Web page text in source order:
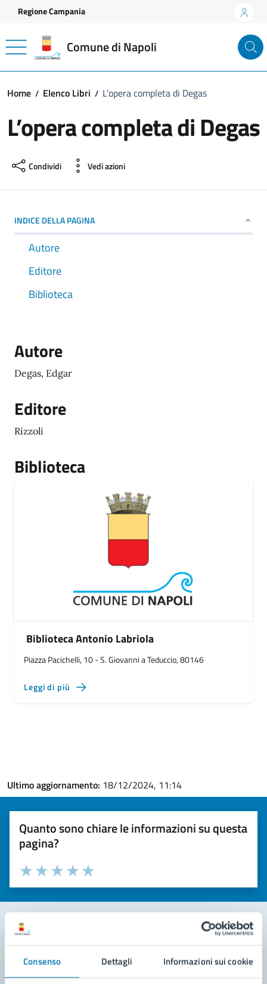
Consenso Dettagli Informazioni sui cookie
Vai ai contenuti
Vai al footer
Regione Campania
Comune di Napoli
Home Elenco Libri L’opera completa di Degas
L’opera completa di Degas
Condividi Vedi azioni
INDICE DELLA PAGINA
Autore
Editore
Biblioteca
Autore
Degas, Edgar
Editore
Rizzoli
Biblioteca
Biblioteca Antonio Labriola
Piazza Pacichelli, 10 - S. Giovanni a Teduccio, 80146
Leggi di più
Ultimo aggiornamento: 18/12/2024, 11:14
Quanto sono chiare le informazioni su questa
pagina?
Valuta la chiarezza delle informazioni (da 1 a 5 stelle)
Seleziona il numero di stelle per valutare la chiarezza delle
Valuta 5 stelle su 5
Valuta 4 stelle su 5
Valuta 3 stelle su 5
Valuta 2 stelle su 5
Valuta 1 stelle su 5
Leggi le domande frequenti